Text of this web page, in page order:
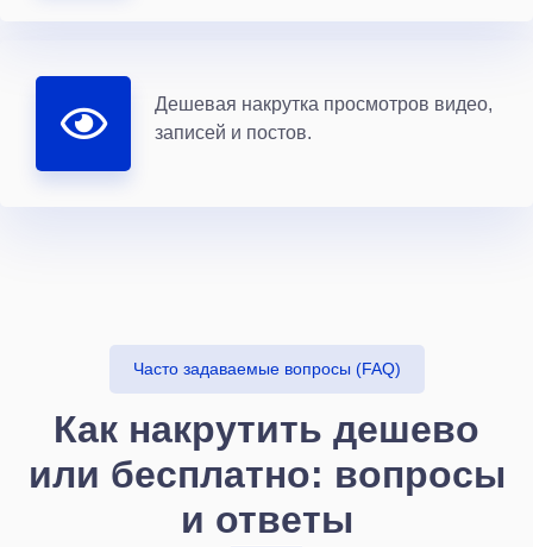
Дешевая накрутка просмотров видео,
записей и постов.
Часто задаваемые вопросы (FAQ)
Как накрутить дешево
или бесплатно: вопросы
и ответы